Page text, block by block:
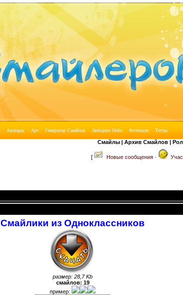
Смайлы | Архив Смайлов |
[ Новые сообщения ·
Смайлики из Одноклассников
размер: 28,7 Kb
смайлов: 19
пример: